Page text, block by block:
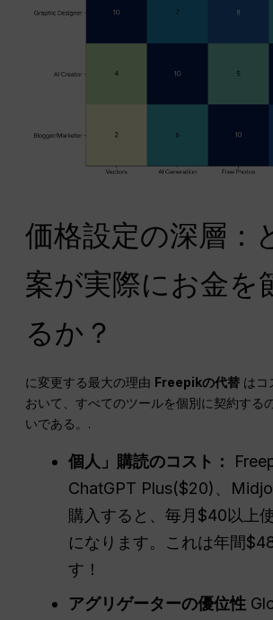
価格設定の深層：
案が実際にお金を
るか？
に変更する最大の理由 Freepikの代替 はコ
おいて、すべてのツールを個別に契約する
いである。.
個人」購読のコスト：
ChatGPT Plus($20)、
購入すると、毎月$40以上
になります。これは年間
す！
アグリゲーターの優位性